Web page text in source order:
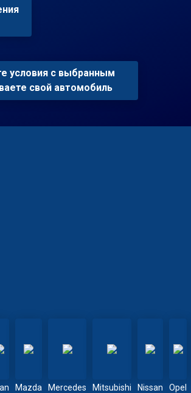
условия с выбранным
свой автомобиль
Mazda Mercedes Mitsubishi Nissan Opel